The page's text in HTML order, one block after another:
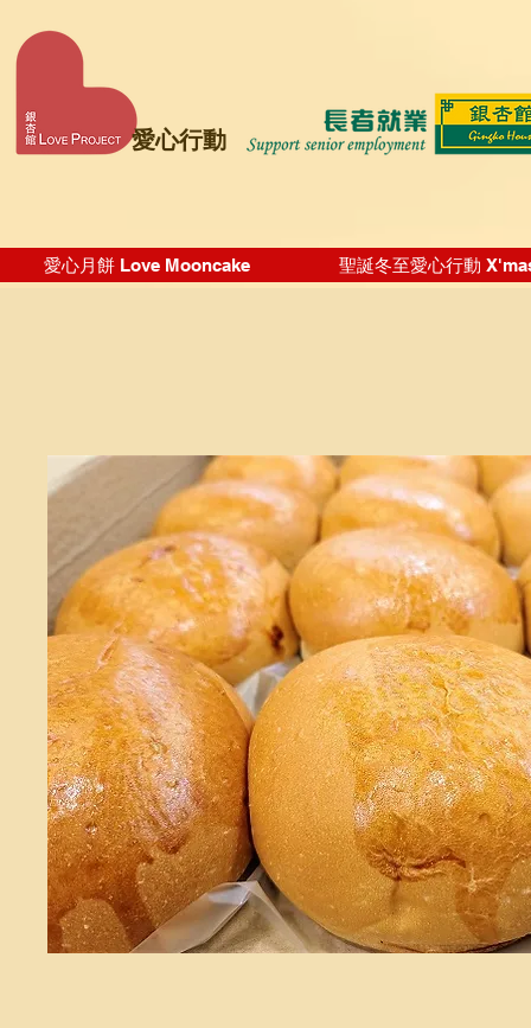
愛心行動
愛心月餅 Love Mooncake 聖誕冬至愛心行動